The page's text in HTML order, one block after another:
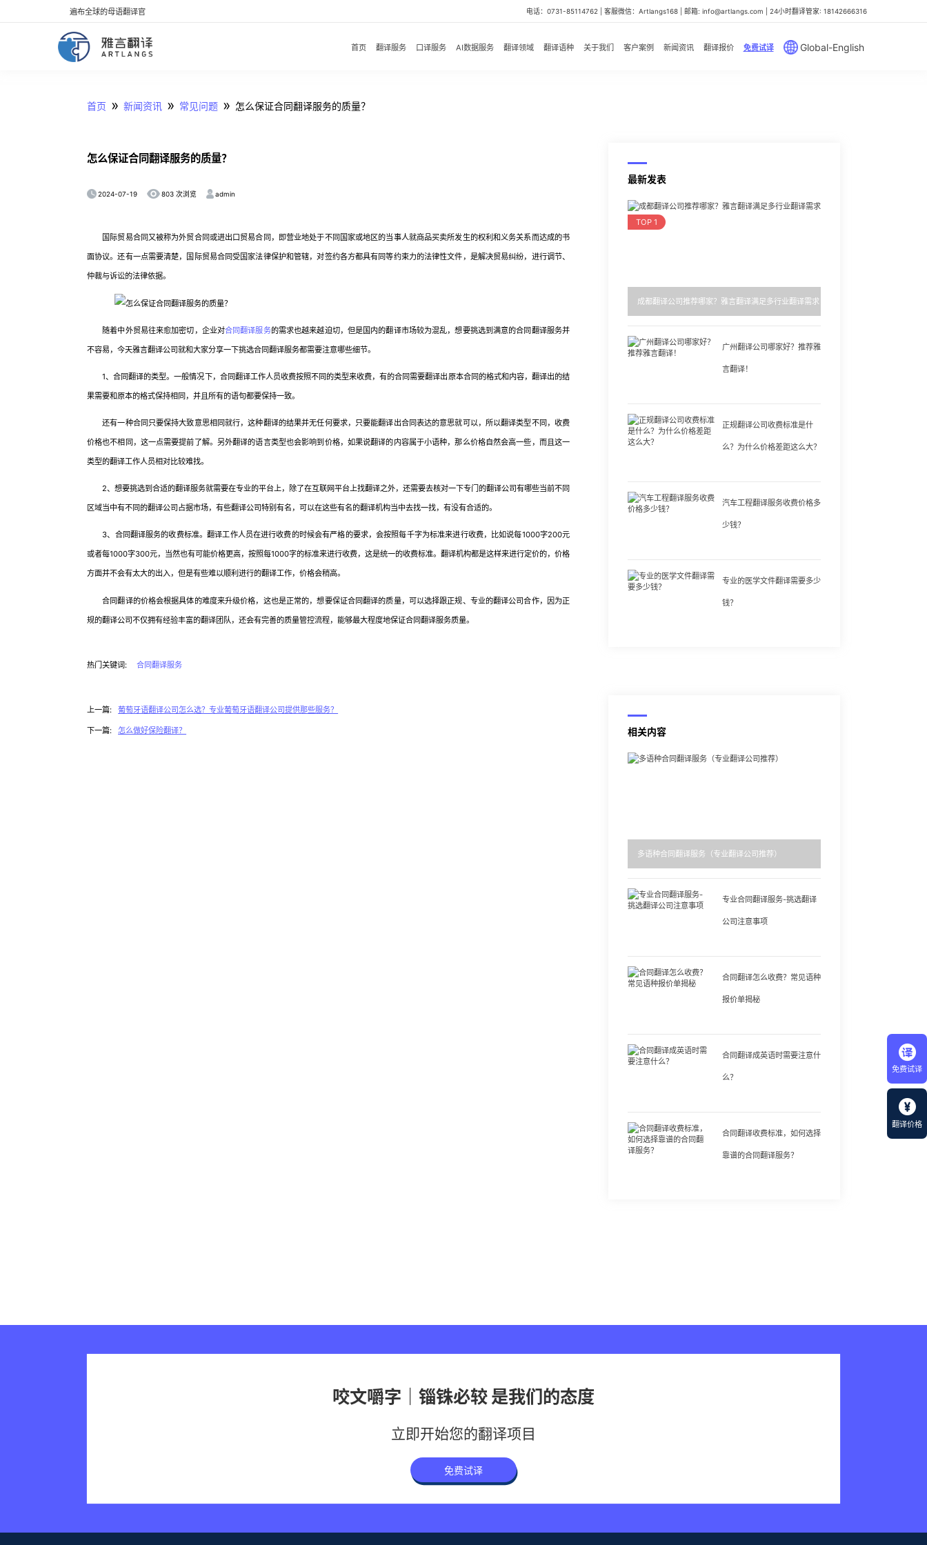
免费试译
翻译价格
遍布全球的母语翻译官 电话：0731-85114762 | 客服微信：Artlangs168 | 邮箱: info@artlangs.com | 24小时翻译管家: 18142666316
首页 翻译服务 口译服务 AI数据服务 翻译领域 翻译语种 关于我们 客户案例 新闻资讯 翻译报价 免费试译 Global-English
首页 » 新闻资讯 » 常见问题 » 怎么保证合同翻译服务的质量？
怎么保证合同翻译服务的质量？
2024-07-19 803 次浏览 admin
国际贸易合同又被称为外贸合同或进出口贸易合同，即营业地处于不同国家或地区的当事人就商品买卖所发生的权利和义务关系而达成的书
面协议。还有一点需要清楚，国际贸易合同受国家法律保护和管辖，对签约各方都具有同等约束力的法律性文件，是解决贸易纠纷，进行调节、
仲裁与诉讼的法律依据。
随着中外贸易往来愈加密切，企业对合同翻译服务的需求也越来越迫切，但是国内的翻译市场较为混乱，想要挑选到满意的合同翻译服务并
不容易，今天雅言翻译公司就和大家分享一下挑选合同翻译服务都需要注意哪些细节。
1、合同翻译的类型。一般情况下，合同翻译工作人员收费按照不同的类型来收费，有的合同需要翻译出原本合同的格式和内容，翻译出的结
果需要和原本的格式保持相同，并且所有的语句都要保持一致。
还有一种合同只要保持大致意思相同就行，这种翻译的结果并无任何要求，只要能翻译出合同表达的意思就可以，所以翻译类型不同，收费
价格也不相同，这一点需要提前了解。另外翻译的语言类型也会影响到价格，如果说翻译的内容属于小语种，那么价格自然会高一些，而且这一
类型的翻译工作人员相对比较难找。
2、想要挑选到合适的翻译服务就需要在专业的平台上，除了在互联网平台上找翻译之外，还需要去核对一下专门的翻译公司有哪些当前不同
区域当中有不同的翻译公司占据市场，有些翻译公司特别有名，可以在这些有名的翻译机构当中去找一找，有没有合适的。
3、合同翻译服务的收费标准。翻译工作人员在进行收费的时候会有严格的要求，会按照每千字为标准来进行收费，比如说每1000字200元
或者每1000字300元，当然也有可能价格更高，按照每1000字的标准来进行收费，这是统一的收费标准。翻译机构都是这样来进行定价的，价格
方面并不会有太大的出入，但是有些难以顺利进行的翻译工作，价格会稍高。
合同翻译的价格会根据具体的难度来升级价格，这也是正常的，想要保证合同翻译的质量，可以选择跟正规、专业的翻译公司合作，因为正
规的翻译公司不仅拥有经验丰富的翻译团队，还会有完善的质量管控流程，能够最大程度地保证合同翻译服务质量。
热门关键词: 合同翻译服务
上一篇: 葡萄牙语翻译公司怎么选？专业葡萄牙语翻译公司提供那些服务？
下一篇: 怎么做好保险翻译？
最新发表
TOP 1
成都翻译公司推荐哪家？雅言翻译满足多行业翻译需求
广州翻译公司哪家好？推荐雅
言翻译！
正规翻译公司收费标准是什
么？为什么价格差距这么大？
汽车工程翻译服务收费价格多
少钱？
专业的医学文件翻译需要多少
钱？
相关内容
多语种合同翻译服务（专业翻译公司推荐）
专业合同翻译服务-挑选翻译
公司注意事项
合同翻译怎么收费？常见语种
报价单揭秘
合同翻译成英语时需要注意什
么？
合同翻译收费标准，如何选择
靠谱的合同翻译服务？
咬文嚼字｜锱铢必较 是我们的态度
立即开始您的翻译项目
免费试译